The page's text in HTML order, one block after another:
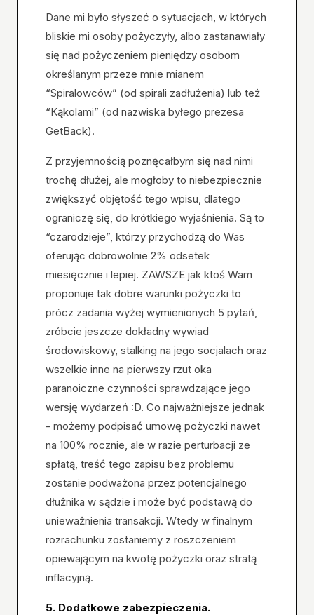
Dane mi było słyszeć o sytuacjach, w których
bliskie mi osoby pożyczyły, albo zastanawiały
się nad pożyczeniem pieniędzy osobom
określanym przeze mnie mianem
“Spiralowców” (od spirali zadłużenia) lub też
“Kąkolami” (od nazwiska byłego prezesa
GetBack).
Z przyjemnością poznęcałbym się nad nimi
trochę dłużej, ale mogłoby to niebezpiecznie
zwiększyć objętość tego wpisu, dlatego
ograniczę się, do krótkiego wyjaśnienia. Są to
“czarodzieje”, którzy przychodzą do Was
oferując dobrowolnie 2% odsetek
miesięcznie i lepiej. ZAWSZE jak ktoś Wam
proponuje tak dobre warunki pożyczki to
prócz zadania wyżej wymienionych 5 pytań,
zróbcie jeszcze dokładny wywiad
środowiskowy, stalking na jego socjalach oraz
wszelkie inne na pierwszy rzut oka
paranoiczne czynności sprawdzające jego
wersję wydarzeń :D. Co najważniejsze jednak
- możemy podpisać umowę pożyczki nawet
na 100% rocznie, ale w razie perturbacji ze
spłatą, treść tego zapisu bez problemu
zostanie podważona przez potencjalnego
dłużnika w sądzie i może być podstawą do
unieważnienia transakcji. Wtedy w finalnym
rozrachunku zostaniemy z roszczeniem
opiewającym na kwotę pożyczki oraz stratą
inflacyjną.
5. Dodatkowe zabezpieczenia.